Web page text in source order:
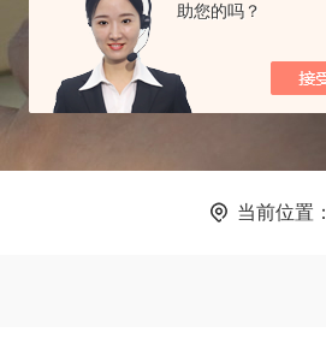
助您的吗？
当前位置：